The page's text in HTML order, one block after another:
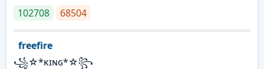
102708
68504
freefire
꧁☆*κɪɴɢ*☆꧂